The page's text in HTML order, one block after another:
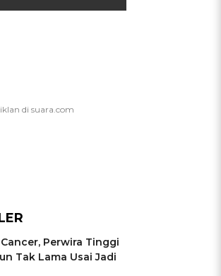
Perwira Tinggi
Tak Lama Usai Jadi